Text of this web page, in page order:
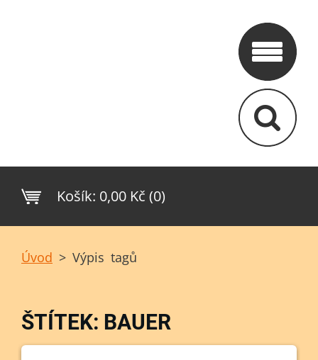
Košík: 0,00 Kč (0)
Úvod > Výpis tagů
ŠTÍTEK: BAUER